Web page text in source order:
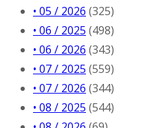
• 05 / 2026 (325)
• 06 / 2025 (498)
• 06 / 2026 (343)
• 07 / 2025 (559)
• 07 / 2026 (344)
• 08 / 2025 (544)